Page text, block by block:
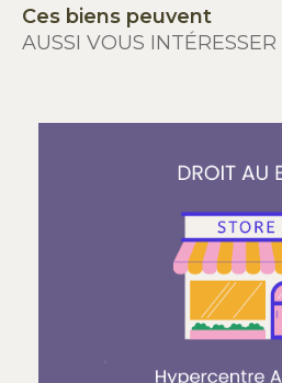
Ces biens peuvent
AUSSI VOUS INTÉRESSER